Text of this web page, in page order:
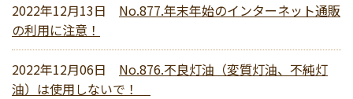
2022年12月13日
No.877.年末年始のインターネット通販
の利用に注意！
2022年12月06日
No.876.不良灯油（変質灯油、不純灯
油）は使用しないで！